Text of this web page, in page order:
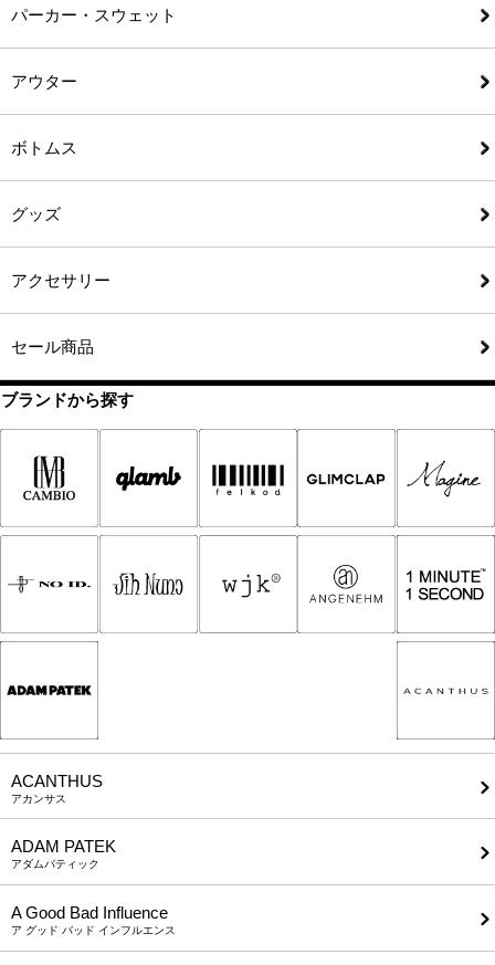
パーカー・スウェット
アウター
ボトムス
グッズ
アクセサリー
セール商品
ブランドから探す
ACANTHUS
アカンサス
ADAM PATEK
アダムパティック
A Good Bad Influence
ア グッド バッド インフルエンス